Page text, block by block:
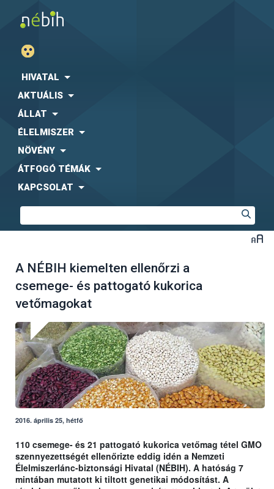
HIVATAL
AKTUÁLIS
ÁLLAT
ÉLELMISZER
NÖVÉNY
ÁTFOGÓ TÉMÁK
KAPCSOLAT
A NÉBIH kiemelten ellenőrzi a
csemege- és pattogató kukorica
vetőmagokat
2016. április 25, hétfő
110 csemege- és 21 pattogató kukorica vetőmag tétel GMO
szennyezettségét ellenőrizte eddig idén a Nemzeti
Élelmiszerlánc-biztonsági Hivatal (NÉBIH). A hatóság 7
mintában mutatott ki tiltott genetikai módosítást. A